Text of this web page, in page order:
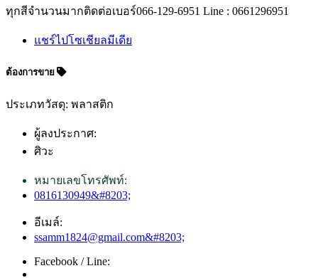
ทุกสีจำนวนมากติดต่อเบอร์066-129-6951 Line : 0661296951
แชร์ไปโซเชียลมีเดีย
ต้องการขาย
ประเภทวัสดุ: พลาสติก
ผู้ลงประกาศ:
ศิวะ
หมายเลขโทรศัพท์:
0816130949&#8203;
อีเมล์:
ssamm1824@gmail.com&#8203;
Facebook / Line: